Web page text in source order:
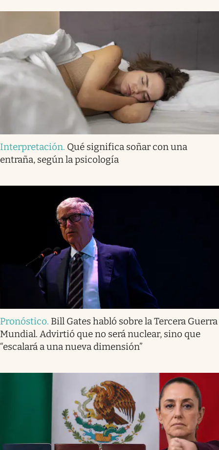
Interpretación. Qué significa soñar con una
entraña, según la psicología
Pronóstico. Bill Gates habló sobre la Tercera Guerra
Mundial. Advirtió que no será nuclear, sino que
“escalará a una nueva dimensión”